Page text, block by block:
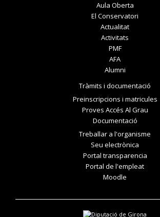
Aula Oberta
El Conservatori
Actualitat
Activitats
PMF
AFA
Alumni
Tràmits i documentació
Preinscripcions i matricules
Proves Accés Al Grau
Documentació
Treballar a l'organisme
Seu electrònica
Portal transparencia
Portal de l'empleat
Moodle